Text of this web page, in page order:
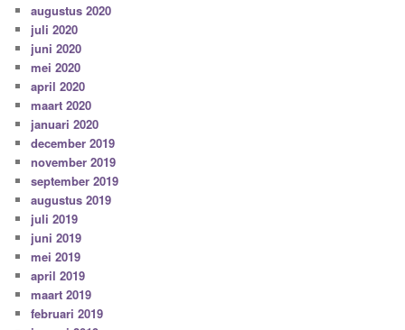
augustus 2020
juli 2020
juni 2020
mei 2020
april 2020
maart 2020
januari 2020
december 2019
november 2019
september 2019
augustus 2019
juli 2019
juni 2019
mei 2019
april 2019
maart 2019
februari 2019